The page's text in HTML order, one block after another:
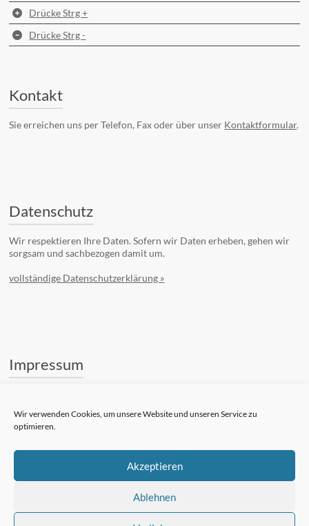
Wir verwenden Cookies, um unsere Website und unseren Service zu
optimieren.
Akzeptieren
Ablehnen
Drücke Strg +
Drücke Strg -
Kontakt
Sie erreichen uns per Telefon, Fax oder über unser Kontaktformular.
Datenschutz
Wir respektieren Ihre Daten. Sofern wir Daten erheben, gehen wir
sorgsam und sachbezogen damit um.
vollständige Datenschutzerklärung »
Impressum
83022 Rosenheim
Telefax: +49 (8031) 182-84550